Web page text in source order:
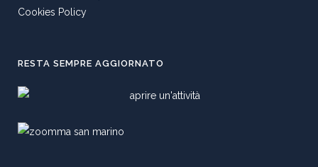
Cookies Policy
RESTA SEMPRE AGGIORNATO